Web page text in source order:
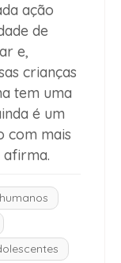
ação
de
e,
crianças
tem uma
é um
com mais
afirma.